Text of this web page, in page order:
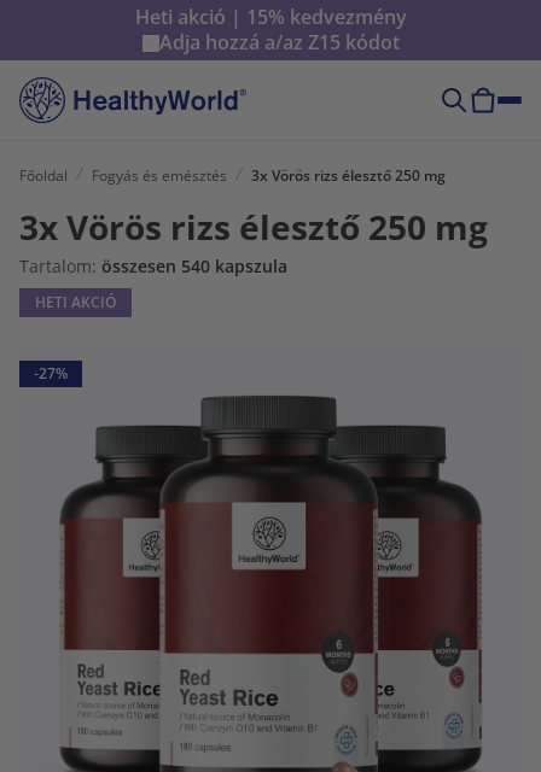
Heti akció | 15% kedvezmény
Adja hozzá a/az Z15 kódot
Főoldal Fogyás és emésztés 3x Vörös rizs élesztő 250 mg
3x Vörös rizs élesztő 250 mg
Tartalom: összesen 540 kapszula
HETI AKCIÓ
-27%